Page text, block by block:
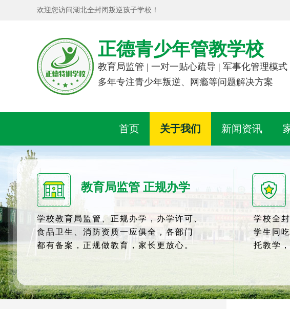
欢迎您访问湖北全封闭叛逆孩子学校！
正德青少年管教学校
教育局监管 | 一对一贴心疏导 | 军事化管理模式
多年专注青少年叛逆、网瘾等问题解决方案
首页 关于我们 新闻资讯
教育局监管 正规办学
学校教育局监管、正规办学，办学许可、
食品卫生、消防资质一应俱全，各部门
都有备案，正规做教育，家长更放心。
学校全
学生同
托教学